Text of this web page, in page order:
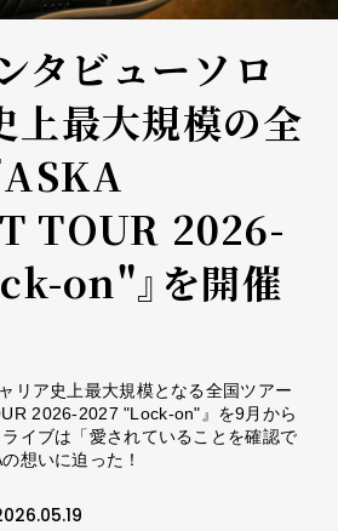
ビュー――ソロ
上最大規模の全
ASKA
TOUR 2026-
on"』を開催
リア史上最大規模となる全国ツアー
2026-2027 "Lock-on"』を9月から
イブは「愛されていることを確認で
想いに迫った！